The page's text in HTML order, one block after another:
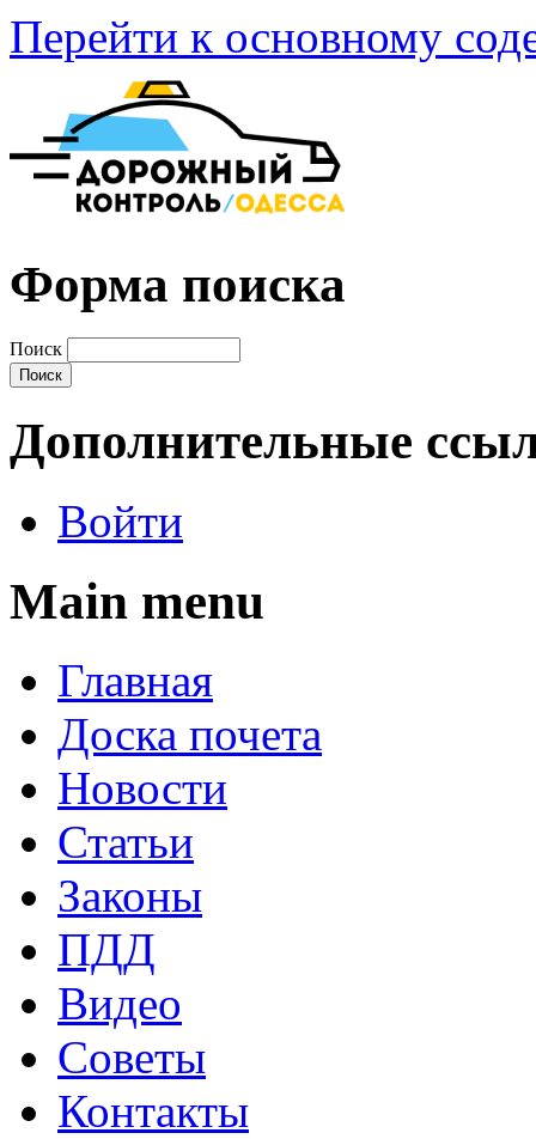
Перейти к основному
Форма поиска
Поиск
Дополнительные
Войти
Main menu
Главная
Доска почета
Новости
Статьи
Законы
ПДД
Видео
Советы
Контакты